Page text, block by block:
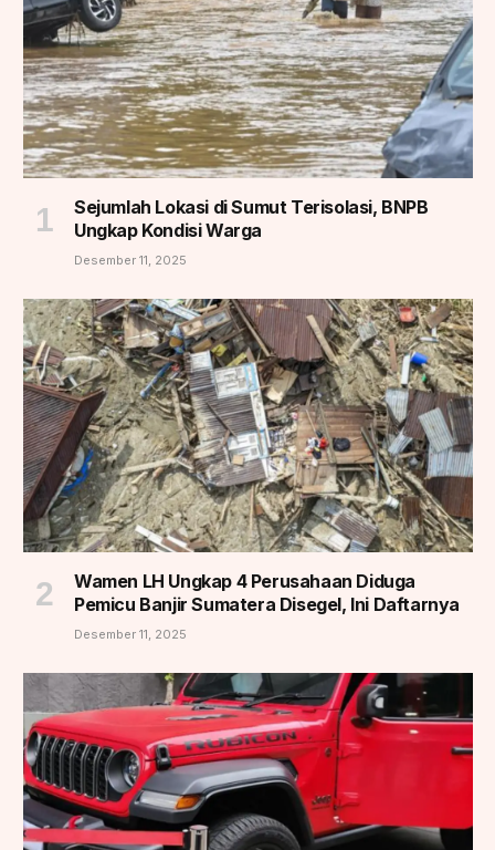
Sejumlah Lokasi di Sumut Terisolasi, BNPB
Ungkap Kondisi Warga
Desember 11, 2025
Wamen LH Ungkap 4 Perusahaan Diduga
Pemicu Banjir Sumatera Disegel, Ini Daftarnya
Desember 11, 2025